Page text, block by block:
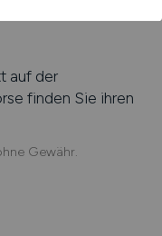
auf der
finden Sie ihren
Gewähr.